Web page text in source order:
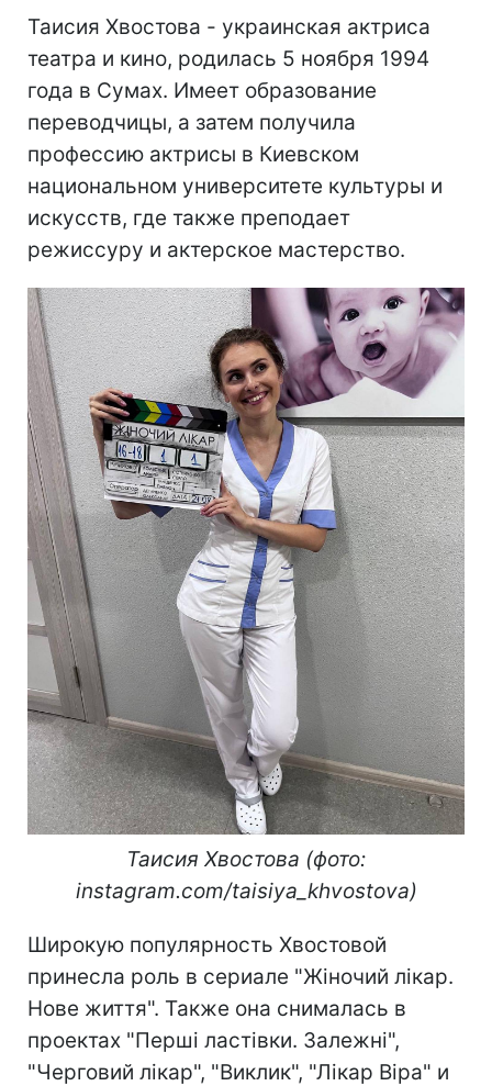
Таисия Хвостова - украинская актриса
театра и кино, родилась 5 ноября 1994
года в Сумах. Имеет образование
переводчицы, а затем получила
профессию актрисы в Киевском
национальном университете культуры и
искусств, где также преподает
режиссуру и актерское мастерство.
Таисия Хвостова (фото:
instagram.com/taisiya_khvostova)
Широкую популярность Хвостовой
принесла роль в сериале "Жіночий лікар.
Нове життя". Также она снималась в
проектах "Перші ластівки. Залежні",
"Черговий лікар", "Виклик", "Лікар Віра" и